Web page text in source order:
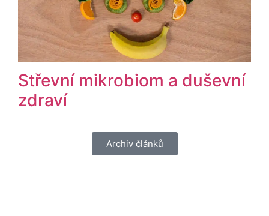
Střevní mikrobiom a duševní
zdraví
Archiv článků